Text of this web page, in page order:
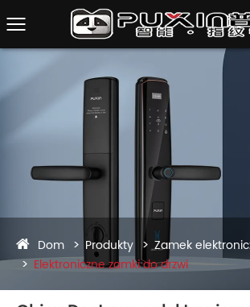
Dom Produkty
Zamek
Elektroniczne zamki do drzwi